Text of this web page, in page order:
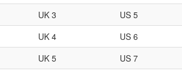
UK 3
US 5
UK 4
US 6
UK 5
US 7